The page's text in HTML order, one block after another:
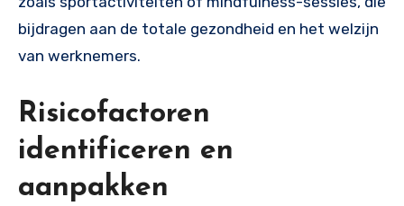
bijdragen aan de totale gezondheid en het welzijn
van werknemers.
Risicofactoren
identificeren en
aanpakken